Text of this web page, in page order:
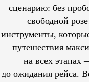
сценарию: без
свободной
инструменты,
путешествия
на всех этапах
до ожидания рейса.